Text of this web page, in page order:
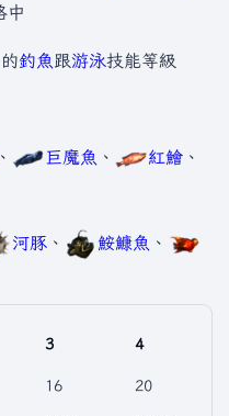
中
釣魚 跟游泳技能等級
、 巨魔魚 、 紅鱠 、
河豚 、 鮟鱇魚 、
3 4
16 20